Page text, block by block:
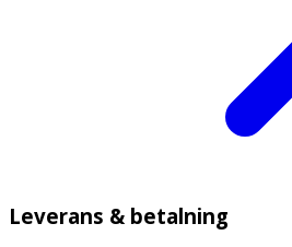
Leverans & betalning